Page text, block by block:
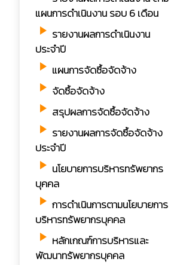
แผนการดำเนินงาน รอบ 6 เดือน
play_arrow รายงานผลการดำเนินงาน
ประจำปี
play_arrow แผนการจัดซื้อจัดจ้าง
play_arrow จัดซื้อจัดจ้าง
play_arrow สรุปผลการจัดซื้อจัดจ้าง
play_arrow รายงานผลการจัดซื้อจัดจ้าง
ประจำปี
play_arrow นโยบายการบริหารทรัพยากร
บุคคล
play_arrow การดำเนินการตามนโยบายการ
บริหารทรัพยากรบุคคล
play_arrow หลักเกณฑ์การบริหารและ
พัฒนาทรัพยากรบุคคล